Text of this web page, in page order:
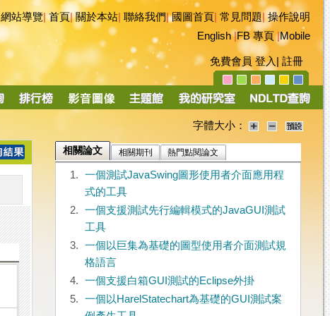
網站導覽|首頁|關於本站 聯絡我們|國圖首頁 常見問題|操作說明
English|FB 專頁|Mobile
免費會員 登入 註冊
字體大小：
相關論文 相關期刊 熱門點閱論文
1.
一個測試JavaSwing圖形使用者介面應用程
式的工具
2.
一個支援測試先行編輯模式的JavaGUI測試
工具
3.
一個以巨集為基礎的圖型使用者介面測試規
格語言
4.
一個支援白箱GUI測試的Eclipse外掛
5.
一個以HarelStatechart為基礎的GUI測試案